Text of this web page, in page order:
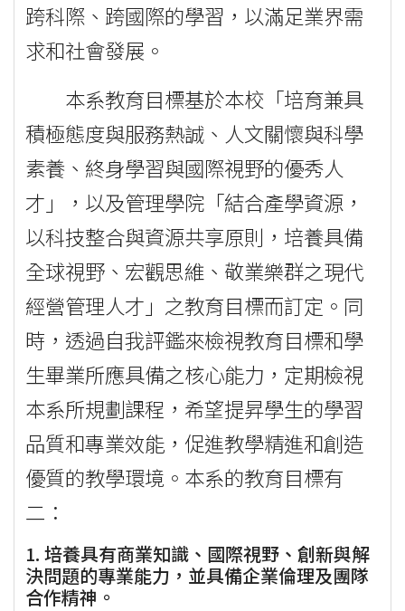
跨科際、跨國際的學習，以滿足業界需
求和社會發展。
本系教育目標基於本校「培育兼具
積極態度與服務熱誠、人文關懷與科學
素養、終身學習與國際視野的優秀人
才」，以及管理學院「結合產學資源，
以科技整合與資源共享原則，培養具備
全球視野、宏觀思維、敬業樂群之現代
經營管理人才」之教育目標而訂定。同
時，透過自我評鑑來檢視教育目標和學
生畢業所應具備之核心能力，定期檢視
本系所規劃課程，希望提昇學生的學習
品質和專業效能，促進教學精進和創造
優質的教學環境。本系的教育目標有
二：
1. 培養具有商業知識、國際視野、創新與解
決問題的專業能力，並具備企業倫理及團隊
合作精神。